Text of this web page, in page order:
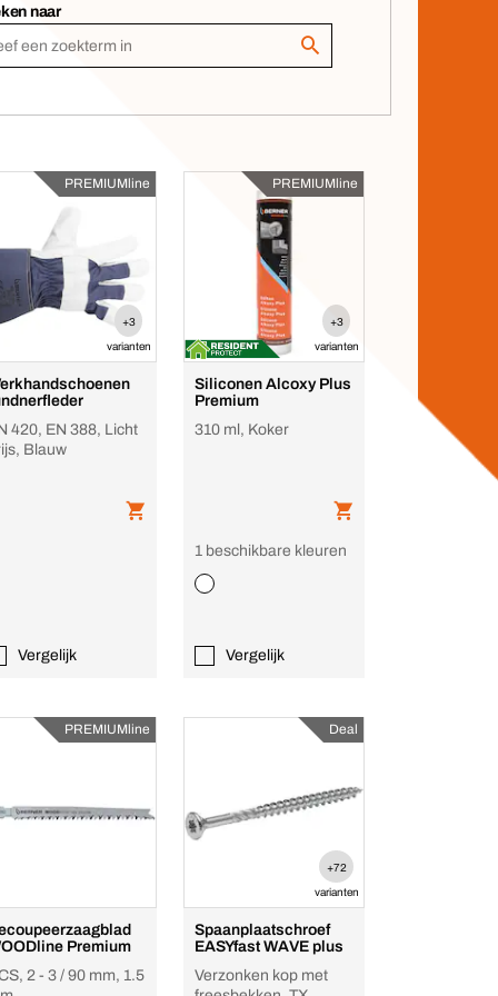
naar
PREMIUMline
+3
varianten
420, EN 388, Licht
Blauw
Vergelijk
PREMIUMline
+3
varianten
Siliconen Alcoxy Plus
Premium
310 ml, Koker
Vergelijk
1 beschikbare kleuren
PREMIUMline
Premium
2 - 3 / 90 mm, 1.5
Deal
+72
varianten
Spaanplaatschroef
EASYfast WAVE plus
Verzonken kop met